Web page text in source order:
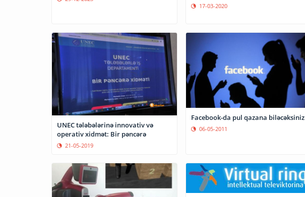
17-03-2020
UNEC tələbələrinə innovativ və
operativ xidmət: Bir pəncərə
21-05-2019
Facebook-da pul qazana biləcəksiniz
06-05-2011